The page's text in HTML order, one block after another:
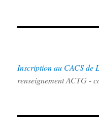
Inscription au CACS de
renseignement ACTG -